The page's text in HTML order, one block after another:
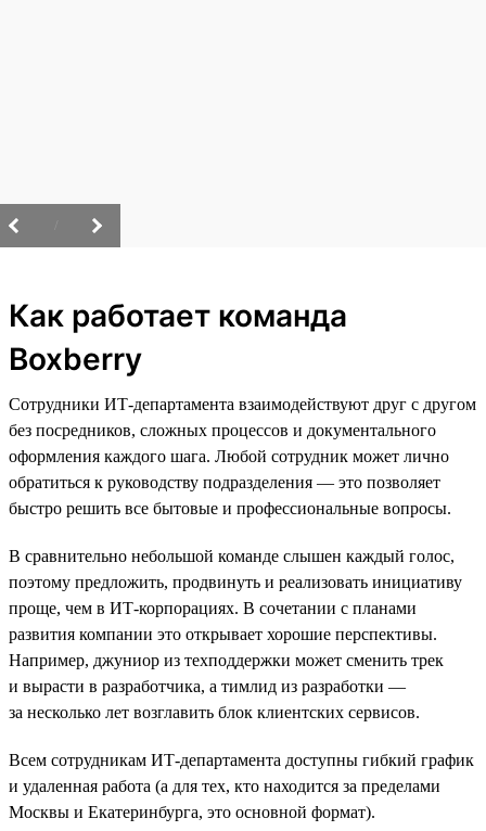
Как работает команда
Boxberry
Сотрудники ИТ-департамента взаимодействуют друг с другом
без посредников, сложных процессов и документального
оформления каждого шага. Любой сотрудник может лично
обратиться к руководству подразделения — это позволяет
быстро решить все бытовые и профессиональные вопросы.
В сравнительно небольшой команде слышен каждый голос,
поэтому предложить, продвинуть и реализовать инициативу
проще, чем в ИТ-корпорациях. В сочетании с планами
развития компании это открывает хорошие перспективы.
Например, джуниор из техподдержки может сменить трек
и вырасти в разработчика, а тимлид из разработки —
за несколько лет возглавить блок клиентских сервисов.
Всем сотрудникам ИТ-департамента доступны гибкий график
и удаленная работа (а для тех, кто находится за пределами
Москвы и Екатеринбурга, это основной формат).